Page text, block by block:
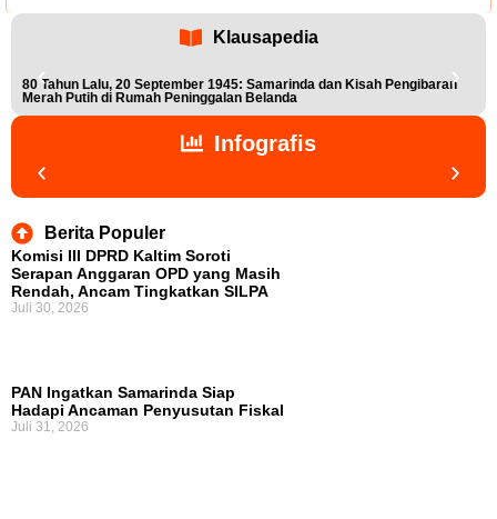
Berita Populer
Komisi III DPRD Kaltim Soroti
Serapan Anggaran OPD yang Masih
Rendah, Ancam Tingkatkan SILPA
Juli 30, 2026
PAN Ingatkan Samarinda Siap
Hadapi Ancaman Penyusutan Fiskal
Juli 31, 2026
Klausapedia
80 Tahun Lalu, 20 September 1945: Samarinda dan Kisah Pengibaran
Merah Putih di Rumah Peninggalan Belanda
Infografis